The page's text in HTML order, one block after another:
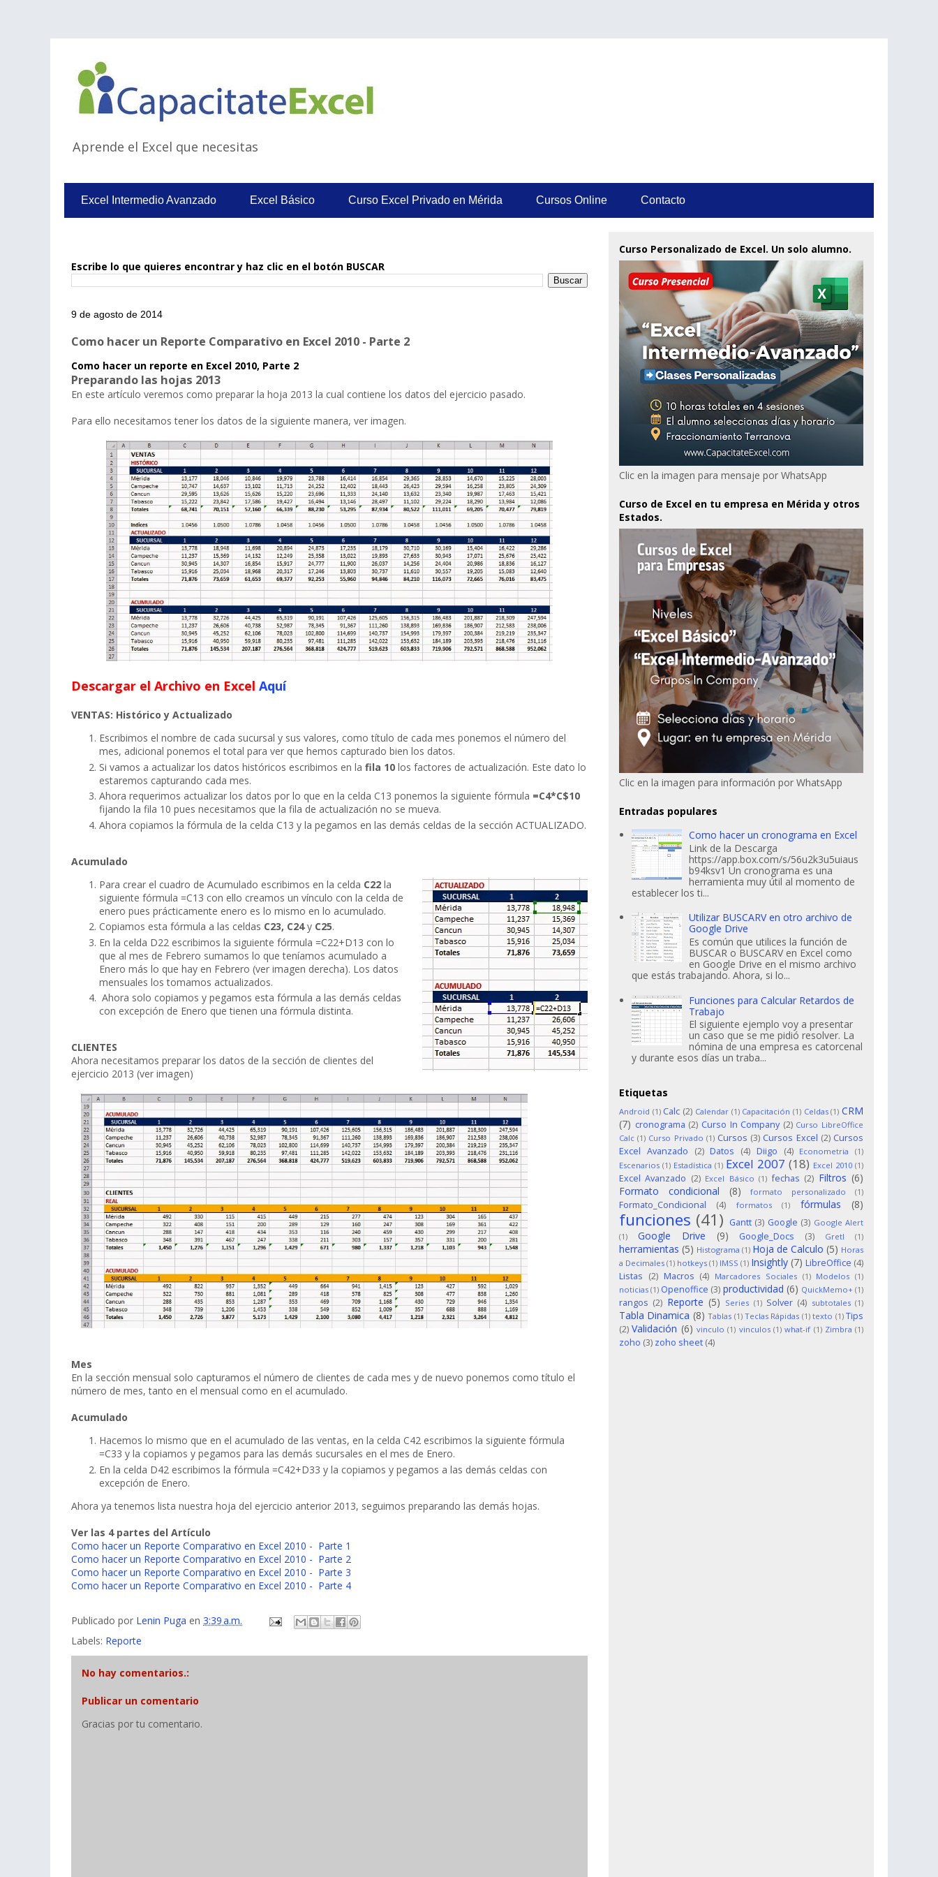
Aprende el Excel que necesitas
Excel Intermedio Avanzado Excel Básico Curso Excel Privado en Mérida Cursos Online Contacto
Escribe lo que quieres encontrar y haz clic en el botón BUSCAR
9 de agosto de 2014
Como hacer un Reporte Comparativo en Excel 2010 - Parte 2
Como hacer un reporte en Excel 2010, Parte 2
Preparando las hojas 2013
En este artículo veremos como preparar la hoja 2013 la cual contiene los datos del ejercicio pasado.
Para ello necesitamos tener los datos de la siguiente manera, ver imagen.
Descargar el Archivo en Excel Aquí
VENTAS: Histórico y Actualizado
Escribimos el nombre de cada sucursal y sus valores, como título de cada mes ponemos el número del
mes, adicional ponemos el total para ver que hemos capturado bien los datos.
Si vamos a actualizar los datos históricos escribimos en la fila 10 los factores de actualización. Este dato lo
estaremos capturando cada mes.
Ahora requerimos actualizar los datos por lo que en la celda C13 ponemos la siguiente fórmula =C4*C$10
fijando la fila 10 pues necesitamos que la fila de actualización no se mueva.
Ahora copiamos la fórmula de la celda C13 y la pegamos en las demás celdas de la sección ACTUALIZADO.
Acumulado
Para crear el cuadro de Acumulado escribimos en la celda C22 la
siguiente fórmula =C13 con ello creamos un vínculo con la celda de
enero pues prácticamente enero es lo mismo en lo acumulado.
Copiamos esta fórmula a las celdas C23, C24y C25.
En la celda D22 escribimos la siguiente fórmula =C22+D13 con lo
que al mes de Febrero sumamos lo que teníamos acumulado a
Enero más lo que hay en Febrero (ver imagen derecha). Los datos
mensuales los tomamos actualizados.
Ahora solo copiamos y pegamos esta fórmula a las demás celdas
con excepción de Enero que tienen una fórmula distinta.
CLIENTES
Ahora necesitamos preparar los datos de la sección de clientes del
ejercicio 2013 (ver imagen)
Mes
En la sección mensual solo capturamos el número de clientes de cada mes y de nuevo ponemos como título el
número de mes, tanto en el mensual como en el acumulado.
Acumulado
Hacemos lo mismo que en el acumulado de las ventas, en la celda C42 escribimos la siguiente fórmula
=C33 y la copiamos y pegamos para las demás sucursales en el mes de Enero.
En la celda D42 escribimos la fórmula =C42+D33 y la copiamos y pegamos a las demás celdas con
excepción de Enero.
Ahora ya tenemos lista nuestra hoja del ejercicio anterior 2013, seguimos preparando las demás hojas.
Ver las 4 partes del Artículo
Como hacer un Reporte Comparativo en Excel 2010 - Parte 1
Como hacer un Reporte Comparativo en Excel 2010 - Parte 2
Como hacer un Reporte Comparativo en Excel 2010 - Parte 3
Como hacer un Reporte Comparativo en Excel 2010 - Parte 4
Publicado por Lenin Puga en 3:39 a.m.
Labels: Reporte
No hay comentarios.:
Publicar un comentario
Gracias por tu comentario.
Curso Personalizado de Excel. Un solo alumno.
Clic en la imagen para mensaje por WhatsApp
Curso de Excel en tu empresa en Mérida y otros
Estados.
Clic en la imagen para información por WhatsApp
Entradas populares
Como hacer un cronograma en Excel
Link de la Descarga
https://app.box.com/s/56u2k3u5uiaus
b94ksv1 Un cronograma es una
herramienta muy útil al momento de
establecer los ti...
Utilizar BUSCARV en otro archivo de
Google Drive
Es común que utilices la función de
BUSCAR o BUSCARV en Excel como
en Google Drive en el mismo archivo
que estás trabajando. Ahora, si lo...
Funciones para Calcular Retardos de
Trabajo
El siguiente ejemplo voy a presentar
un caso que se me pidió resolver. La
nómina de una empresa es catorcenal
y durante esos días un traba...
Etiquetas
Android (1) Calc (2) Calendar (1) Capacitación (1) Celdas (1) CRM
(7) cronograma (2) Curso In Company (2) Curso LibreOffice
Calc (1) Curso Privado (1) Cursos (3) Cursos Excel (2) Cursos
Excel Avanzado
(2) Datos (4) Diigo (4) Econometria
(1)
Escenarios (1) Estadística (1) Excel 2007 (18) Excel 2010 (1)
Excel Avanzado (2) Excel Básico (1) fechas (2) Filtros (6)
Formato condicional
(8) formato personalizado (1)
Formato_Condicional (4) formatos (1) fórmulas (8)
funciones (41) Gantt (3) Google (3) Google Alert
(1)
Google Drive (9) Google_Docs (3) Gretl (1)
herramientas (5) Histograma (1) Hoja de Calculo (5) Horas
a Decimales (1) hotkeys (1) IMSS (1) Insightly (7) LibreOffice (4)
Listas (2) Macros (4) Marcadores Sociales (1) Modelos (1)
noticias (1) Openoffice (3) productividad (6) QuickMemo+ (1)
rangos (2) Reporte (5) Series (1) Solver (4) subtotales (1)
Tabla Dinamica (8) Tablas (1) Teclas Rápidas (1) texto (1) Tips
(2) Validación (6) vinculo (1) vinculos (1) what-if (1) Zimbra (1)
zoho (3) zoho sheet (4)